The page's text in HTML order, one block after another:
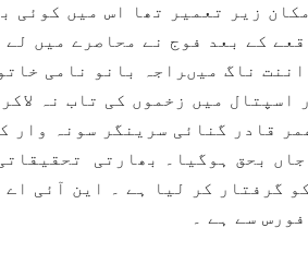
زیر تعمیر تھا اس میں کوئی
کے بعد فوج نے محاصرے میں لے
ناگ میںراجہ بانو نامی
میں زخموں کی تاب نہ
بل ضلع کا ایک17سالہ مزدور عمر قادر گنائی سرینگر سونہ
بحق ہوگیا۔ بھارتی
گرفتار کر لیا ہے ۔ این آئی اے
سے ہے ۔